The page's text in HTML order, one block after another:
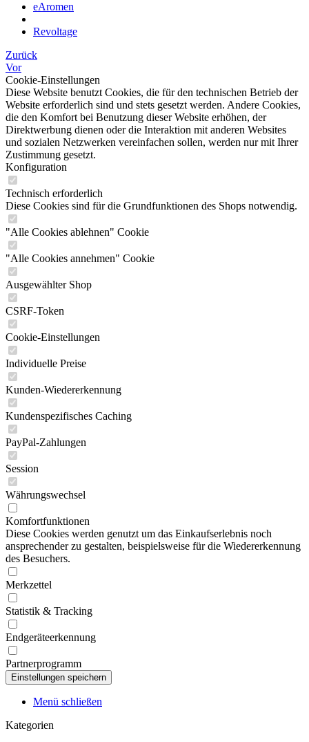
eAromen
Revoltage
Zurück
Vor
Cookie-Einstellungen
Diese Website benutzt Cookies, die für den technischen Betrieb der
Website erforderlich sind und stets gesetzt werden. Andere Cookies,
die den Komfort bei Benutzung dieser Website erhöhen, der
Direktwerbung dienen oder die Interaktion mit anderen Websites
und sozialen Netzwerken vereinfachen sollen, werden nur mit Ihrer
Zustimmung gesetzt.
Konfiguration
Technisch erforderlich
Diese Cookies sind für die Grundfunktionen des Shops notwendig.
"Alle Cookies ablehnen" Cookie
"Alle Cookies annehmen" Cookie
Ausgewählter Shop
CSRF-Token
Cookie-Einstellungen
Individuelle Preise
Kunden-Wiedererkennung
Kundenspezifisches Caching
PayPal-Zahlungen
Session
Währungswechsel
Komfortfunktionen
Diese Cookies werden genutzt um das Einkaufserlebnis noch
ansprechender zu gestalten, beispielsweise für die Wiedererkennung
des Besuchers.
Merkzettel
Statistik & Tracking
Endgeräteerkennung
Partnerprogramm
Menü schließen
Kategorien